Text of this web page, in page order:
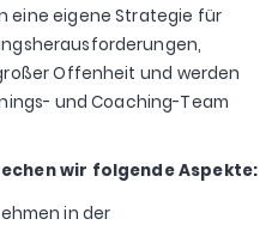
eine eigene Strategie für
Offenheit und werden
und Coaching-Team
wir folgende Aspekte:
in der